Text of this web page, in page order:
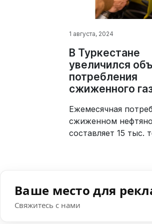
1 августа, 2024
В Туркестане
увеличился
потребления
сжиженного
Ежемесячная
сжиженном
составляет 15 тыс.
Ваше место для
Свяжитесь с нами